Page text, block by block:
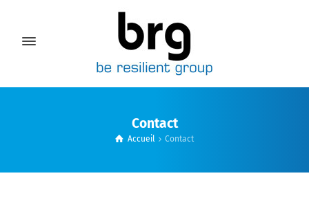
Contact
Accueil Contact